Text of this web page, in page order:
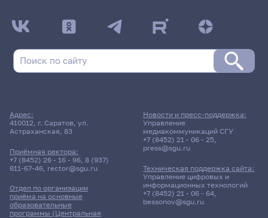
Адрес:
410012, г. Саратов, ул.
Астраханская, 83
Приёмная ректора:
+7 (8452) 26 - 16 - 96, 8 (937)
811-67-46, rector@sgu.ru
Отдел по организации
приёма на основные
образовательные
программы (Центральная
Новости и пресс-поддержка:
Управление
медиакоммуникаций СГУ
+7 (8452) 21 - 06 - 25,
press@sgu.ru
Техническая поддержка сайта:
Управление цифровых и
информационных технологий
+7 (8452) 21 - 06 - 64,
bessonov@sgu.ru